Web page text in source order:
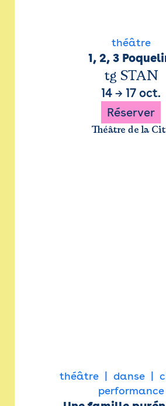
théâtre
1, 2, 3
tg STAN
14 → 17 oct.
Réserver
Théâtre de la
théâtre danse
performance